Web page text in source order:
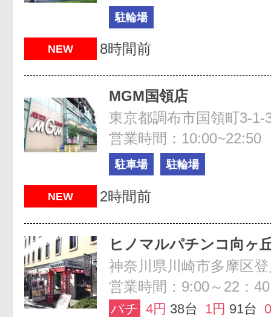
駐輪場
NEW 8時間前
MGM国領店
営業時間：10:00~22:50
駐車場 駐輪場
NEW 2時間前
ヒノマルパチンコ向ヶ
神奈川県川崎市多摩区
営業時間：9:00～22：40
パチ 4円 38台 1円 91台